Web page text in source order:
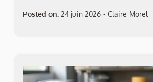
Posted on: 24 juin 2026 - Claire Morel